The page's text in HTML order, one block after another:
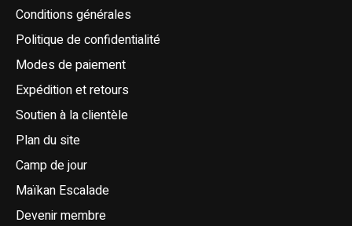
Conditions générales
Politique de confidentialité
Modes de paiement
Expédition et retours
Soutien à la clientèle
Plan du site
Camp de jour
Maïkan Escalade
Devenir membre